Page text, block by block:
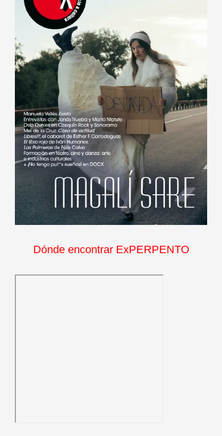
Dónde encontrar ExPERPENTO